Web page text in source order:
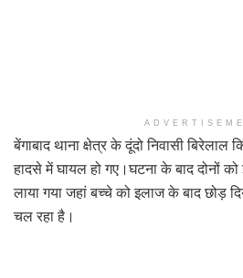
बेंगाबाद थाना क्षेत्र के दूंदो निवासी
हादसे में घायल हो गए।घटना के बाद दोनों
लाया गया जहां बच्चे को इलाज के बाद छोड़
चल रहा है।